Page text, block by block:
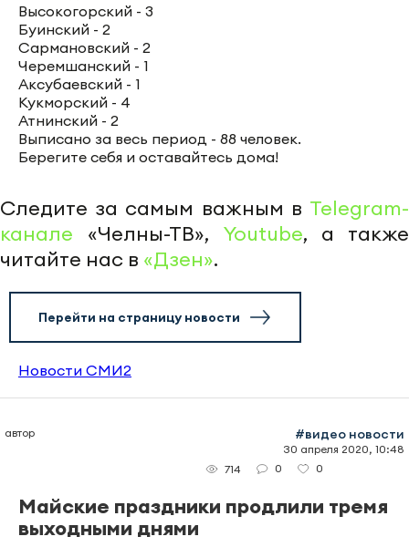
Высокогорский - 3
Буинский - 2
Сармановский - 2
Черемшанский - 1
Аксубаевский - 1
Кукморский - 4
Атнинский - 2
Выписано за весь период - 88 человек.
Берегите себя и оставайтесь дома!
Следите за самым важным в Telegram-
канале «Челны-ТВ», Youtube, а также
читайте нас в «Дзен».
Перейти на страницу новости
Новости СМИ2
автор #видео новости
30 апреля 2020, 10:48
714
0 0
Майские праздники продлили тремя
выходными днями